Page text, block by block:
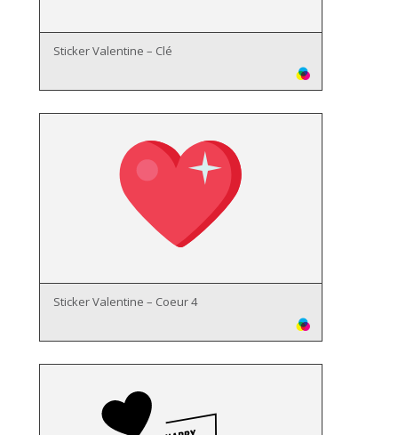
Sticker Valentine – Clé
Sticker Valentine – Coeur 4